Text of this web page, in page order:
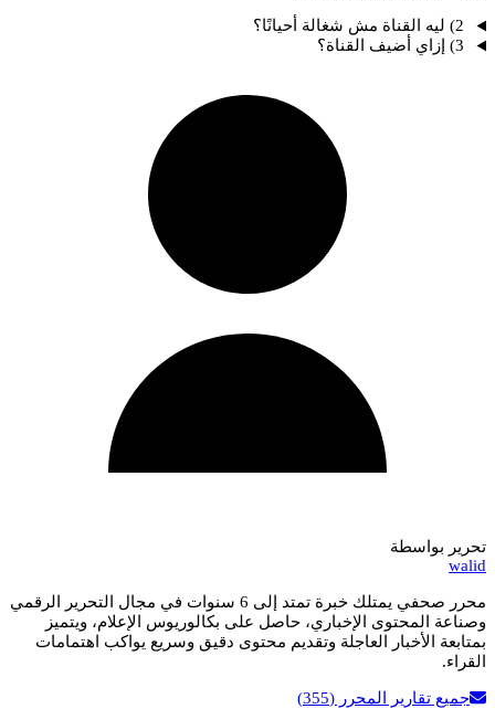
2) ليه القناة مش شغالة أحيانًا؟
3) إزاي أضيف القناة؟
تحرير بواسطة
walid
محرر صحفي يمتلك خبرة تمتد إلى 6 سنوات في مجال التحرير الرقمي
وصناعة المحتوى الإخباري، حاصل على بكالوريوس الإعلام، ويتميز
بمتابعة الأخبار العاجلة وتقديم محتوى دقيق وسريع يواكب اهتمامات
القراء.
جميع تقارير المحرر (355)